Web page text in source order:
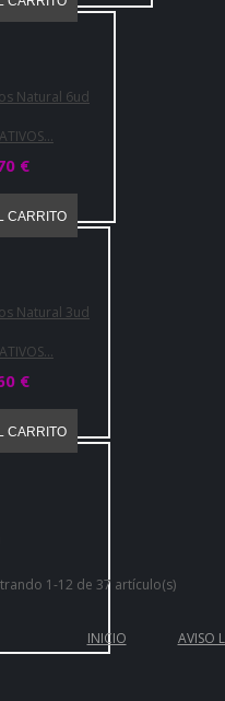
€
CARRITO
€
CARRITO
1-12 de 37 artículo(s)
INICIO AVISO